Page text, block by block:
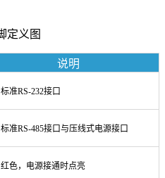
说明
标准RS-232接口
标准RS-485接口与压线式电源接口
红色，电源接通时点亮